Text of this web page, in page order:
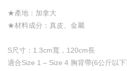
★產地：加拿大
★材料成分：真皮、金屬
S尺寸：1.3cm寬，120cm長
適合Size 1 – Size 4 胸背帶(6公斤以